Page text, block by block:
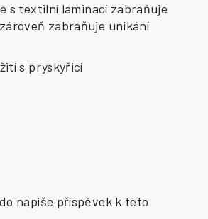
s textilní laminací zabraňuje
zabraňuje unikání
s pryskyřicí
napíše příspěvek k této